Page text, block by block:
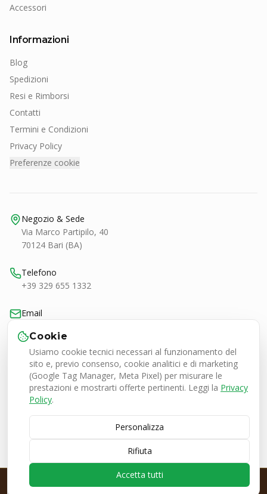
Accessori
Informazioni
Blog
Spedizioni
Resi e Rimborsi
Contatti
Termini e Condizioni
Privacy Policy
Preferenze cookie
Negozio & Sede
Via Marco Partipilo, 40
70124 Bari (BA)
Telefono
+39 329 655 1332
Email
Orari
Lun-Ven 9:00-20:30
Sab 9:00-13:00 / 16:30-20:30
Smash Tennis Specialist Srl
P.IVA 08050380727
© 2026 SMASH Tennis Specialist. Tutti i diritti riservati.
🇮🇹 Italia
🇪🇺 Europa
PRE-ORDINE EZONE ESPRESSO
Cookie
Usiamo cookie tecnici necessari al funzionamento del
sito e, previo consenso, cookie analitici e di marketing
(Google Tag Manager, Meta Pixel) per misurare le
prestazioni e mostrarti offerte pertinenti. Leggi la Privacy
Policy.
Personalizza
Rifiuta
Accetta tutti